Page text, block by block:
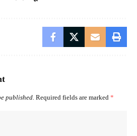
published. Required fields are marked *